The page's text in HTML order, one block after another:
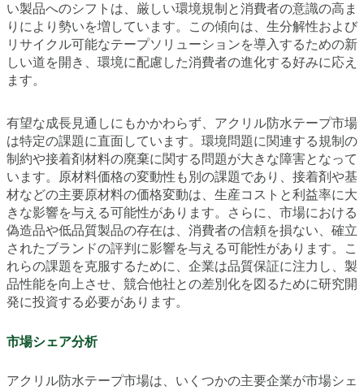
い製品へのシフトは、厳しい環境規制と消費者の意識の高ま
りにより勢いを増しています。この傾向は、生分解性および
リサイクル可能なテープソリューションを導入するための新
しい道を開き、環境に配慮した消費者の進化する好みに応え
ます。
有望な成長見通しにもかかわらず、アクリル防水テープ市場
は特定の課題に直面しています。環境問題に関連する規制の
制約や接着剤材料の廃棄に関する問題が大きな障害となって
います。原材料価格の変動性も別の課題であり、接着剤や基
材などの主要原材料の価格変動は、生産コストと利益率に大
きな影響を与える可能性があります。さらに、市場における
偽造品や低品質製品の存在は、消費者の信頼を損ない、確立
されたブランドの評判に影響を与える可能性があります。こ
れらの課題を克服するために、企業は品質保証に注力し、製
品性能を向上させ、競合他社との差別化を図るために研究開
発に投資する必要があります。
市場シェア分析
アクリル防水テープ市場は、いくつかの主要企業が市場シェ